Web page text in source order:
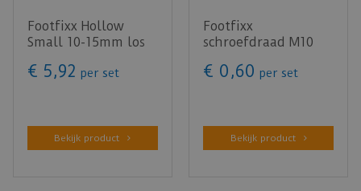
Footfixx Hollow
Small 10-15mm los
€ 5,92 per set
Bekijk product
Footfixx
schroefdraad M10
€ 0 ,60 per set
Bekijk product